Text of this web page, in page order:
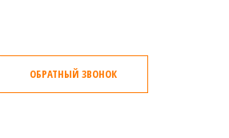
ОБРАТНЫЙ ЗВОНОК